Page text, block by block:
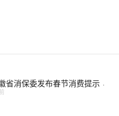
省消保委发布春节消费提示 ·